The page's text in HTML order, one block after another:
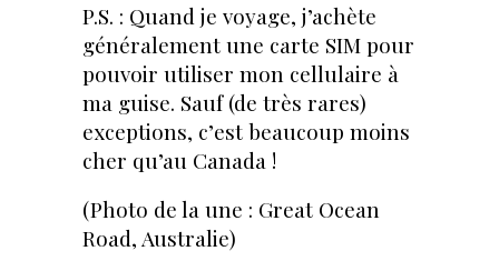
P.S. : Quand je voyage, j’achète
généralement une carte SIM pour
pouvoir utiliser mon cellulaire à
ma guise. Sauf (de très rares)
exceptions, c’est beaucoup moins
cher qu’au Canada !
(Photo de la une : Great Ocean
Road, Australie)